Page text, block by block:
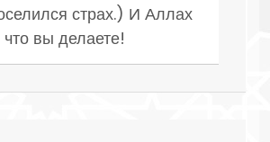
страх.) И Аллах
что вы делаете!